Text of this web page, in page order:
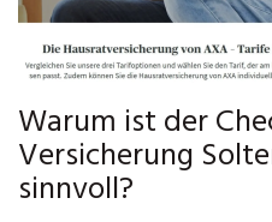
Warum ist der
Versicherung
sinnvoll?